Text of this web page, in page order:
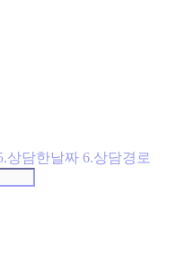
상담한날짜 6.상담경로